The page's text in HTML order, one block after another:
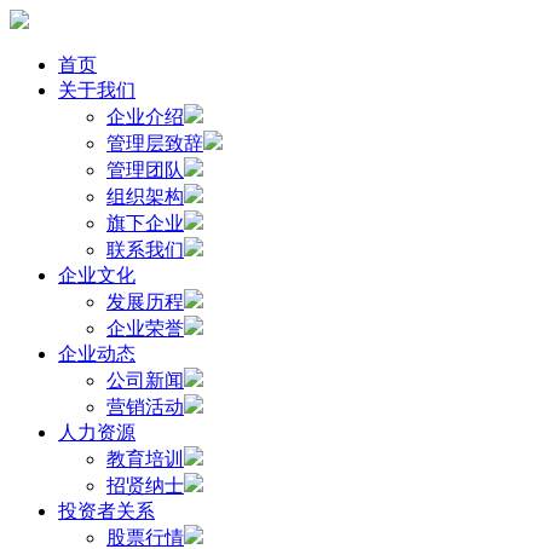
首页
关于我们
企业介绍
管理层致辞
管理团队
组织架构
旗下企业
联系我们
企业文化
发展历程
企业荣誉
企业动态
公司新闻
营销活动
人力资源
教育培训
招贤纳士
投资者关系
股票行情